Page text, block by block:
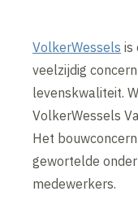
VolkerWessels is
veelzijdig
levenskwaliteit.
VolkerWessels
Het
gewortelde
medewerkers.